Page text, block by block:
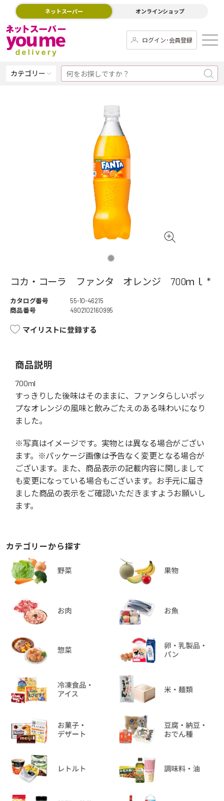
ネットスーパー オンラインショップ
ログイン･会員登録
カテゴリー
コカ・コーラ ファンタ オレンジ 700ｍｌ *
カタログ番号
55-10-46215
商品番号
4902102160995
マイリストに登録する
商品説明
700ml
すっきりした後味はそのままに、ファンタらしいポッ
プなオレンジの風味と飲みごたえのある味わいになり
ました。
※写真はイメージです。実物とは異なる場合がござい
ます。※パッケージ画像は予告なく変更となる場合が
ございます。また、商品表示の記載内容に関しまして
も変更になっている場合もございます。お手元に届き
ました商品の表示をご確認いただきますようお願いし
ます。
カテゴリーから探す